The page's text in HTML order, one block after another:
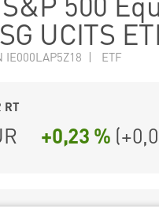
UCITS
IE000LAP5Z18 | ETF
RT
+0,23 % (